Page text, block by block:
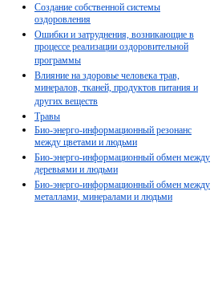
Создание собственной системы
оздоровления
Ошибки и затруднения, возникающие в
процессе реализации оздоровительной
программы
Влияние на здоровье человека трав,
минералов, тканей, продуктов питания и
других веществ
Травы
Био-энерго-информационный резонанс
между цветами и людьми
Био-энерго-информационный обмен между
деревьями и людьми
Био-энерго-информационный обмен между
металлами, минералами и людьми